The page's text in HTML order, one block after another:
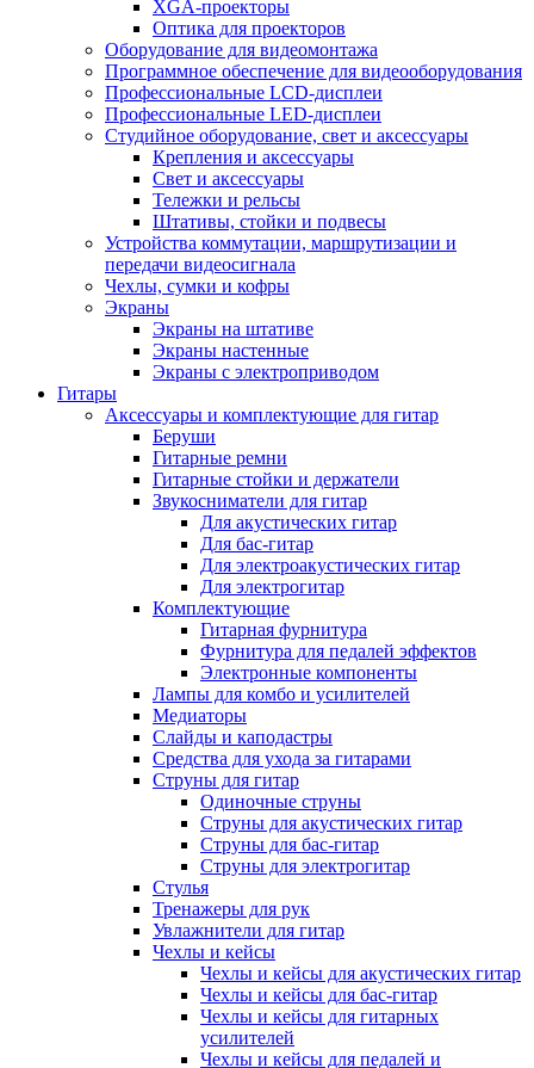
XGA-проекторы
Оптика для проекторов
Оборудование для видеомонтажа
Программное обеспечение для видеооборудования
Профессиональные LCD-дисплеи
Профессиональные LED-дисплеи
Студийное оборудование, свет и аксессуары
Крепления и аксессуары
Свет и аксессуары
Тележки и рельсы
Штативы, стойки и подвесы
Устройства коммутации, маршрутизации и
передачи видеосигнала
Чехлы, сумки и кофры
Экраны
Экраны на штативе
Экраны настенные
Экраны с электроприводом
Гитары
Аксессуары и комплектующие для гитар
Беруши
Гитарные ремни
Гитарные стойки и держатели
Звукосниматели для гитар
Для акустических гитар
Для бас-гитар
Для электроакустических гитар
Для электрогитар
Комплектующие
Гитарная фурнитура
Фурнитура для педалей эффектов
Электронные компоненты
Лампы для комбо и усилителей
Медиаторы
Слайды и каподастры
Средства для ухода за гитарами
Струны для гитар
Одиночные струны
Струны для акустических гитар
Струны для бас-гитар
Струны для электрогитар
Стулья
Тренажеры для рук
Увлажнители для гитар
Чехлы и кейсы
Чехлы и кейсы для акустических гитар
Чехлы и кейсы для бас-гитар
Чехлы и кейсы для гитарных
усилителей
Чехлы и кейсы для педалей и